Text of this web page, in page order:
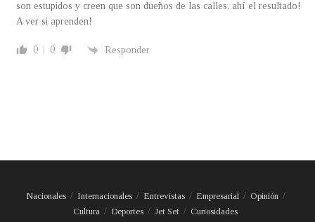
son estupidos y creen que son dueños de las calles, ahí el resultado!
A ver si aprenden!
0 0 Responder
Nacionales Internacionales Entrevistas Empresarial
Opinión
Cultura
Deportes Jet Set Curiosidades